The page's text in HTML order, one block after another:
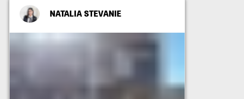
NATALIA STEVANIE